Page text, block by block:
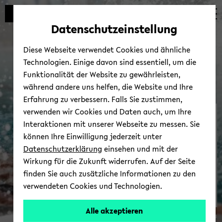
Automatische
vermeiden
zum
wechseln
zum
wechseln
zum
wechseln
Hoch­schul­sport
© Uni­ver­si­tät Bie­le­feld
Datenschutzeinstellung
Diese Webseite verwendet Cookies und ähnliche
Technologien. Einige davon sind essentiell, um die
Funktionalität der Website zu gewährleisten,
während andere uns helfen, die Website und Ihre
Erfahrung zu verbessern. Falls Sie zustimmen,
verwenden wir Cookies und Daten auch, um Ihre
Interaktionen mit unserer Webseite zu messen. Sie
können Ihre Einwilligung jederzeit unter
Datenschutzerklärung einsehen und mit der
Wirkung für die Zukunft widerrufen. Auf der Seite
finden Sie auch zusätzliche Informationen zu den
verwendeten Cookies und Technologien.
Alle akzeptieren